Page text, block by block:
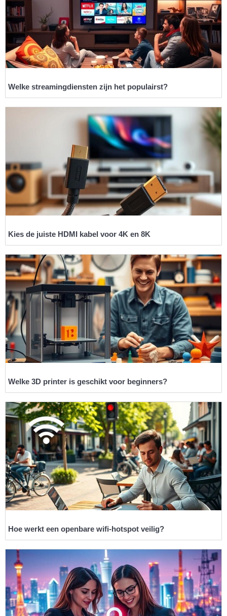
Welke streamingdiensten zijn het populairst?
Kies de juiste HDMI kabel voor 4K en 8K
Welke 3D printer is geschikt voor beginners?
Hoe werkt een openbare wifi-hotspot veilig?